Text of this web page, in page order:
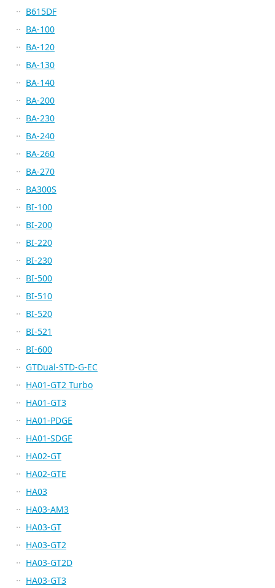
B615DF
BA-100
BA-120
BA-130
BA-140
BA-200
BA-230
BA-240
BA-260
BA-270
BA300S
BI-100
BI-200
BI-220
BI-230
BI-500
BI-510
BI-520
BI-521
BI-600
GTDual-STD-G-EC
HA01-GT2 Turbo
HA01-GT3
HA01-PDGE
HA01-SDGE
HA02-GT
HA02-GTE
HA03
HA03-AM3
HA03-GT
HA03-GT2
HA03-GT2D
HA03-GT3